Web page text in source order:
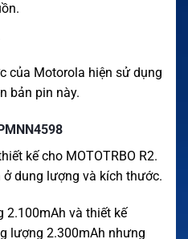
của Motorola hiện sử dụng
bản pin này.
kế cho MOTOTRBO R2.
dung lượng và kích thước.
2.100mAh và thiết kế
lượng 2.300mAh nhưng